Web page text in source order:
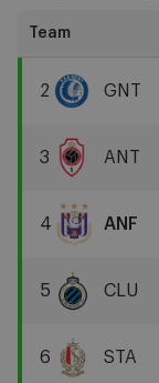
2
Gent
GNT
3
Antwerp
FC
ANT
4
U13
ANF
5
Brugge
CLU
6
STA